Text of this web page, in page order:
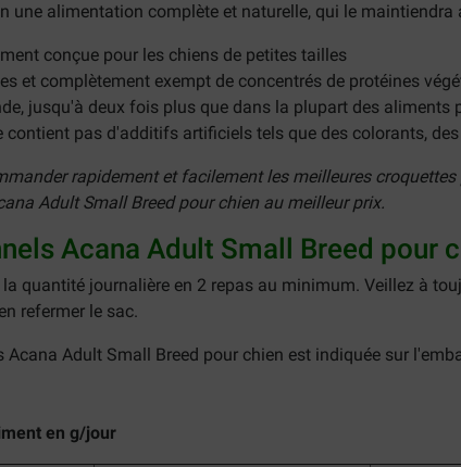
une alimentation complète et naturelle, qui le maintiendra
conçue pour les chiens de petites tailles
et complètement exempt de concentrés de protéines
jusqu'à deux fois plus que dans la plupart des aliments
contient pas d'additifs artificiels tels que des colorants,
rapidement et facilement les meilleures
Adult Small Breed pour chien au meilleur prix.
Acana Adult Small Breed pour
quantité journalière en 2 repas au minimum. Veillez à
refermer le sac.
Acana Adult Small Breed pour chien est indiquée sur
en g/jour